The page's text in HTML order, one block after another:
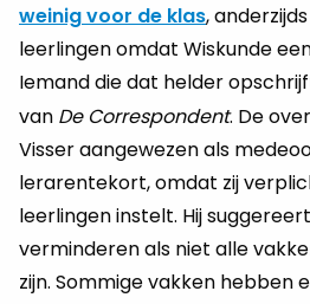
weinig voor de klas,
leerlingen omdat Wiskunde
Iemand die dat helder
van De Correspondent. De
Visser aangewezen als
lerarentekort, omdat zij
leerlingen instelt. Hij
verminderen als niet alle
zijn. Sommige vakken hebben